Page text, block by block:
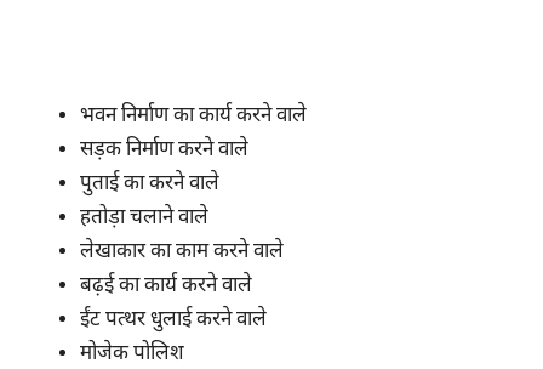
भवन निर्माण का कार्य करने वाले
सड़क निर्माण करने वाले
पुताई का करने वाले
हतोड़ा चलाने वाले
लेखाकार का काम करने वाले
बढ़ई का कार्य करने वाले
ईंट पत्थर धुलाई करने वाले
मोजेक पोलिश